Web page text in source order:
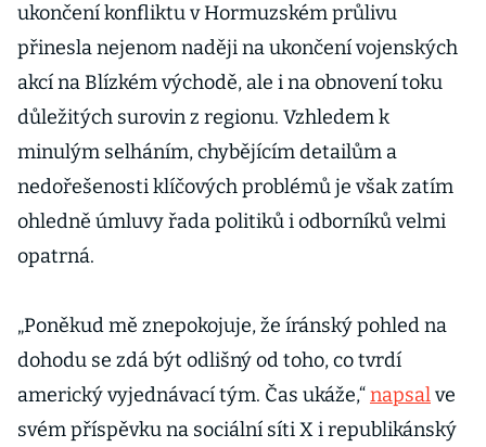
ukončení konfliktu v Hormuzském průlivu
přinesla nejenom naději na ukončení vojenských
akcí na Blízkém východě, ale i na obnovení toku
důležitých surovin z regionu. Vzhledem k
minulým selháním, chybějícím detailům a
nedořešenosti klíčových problémů je však zatím
ohledně úmluvy řada politiků i odborníků velmi
opatrná.
„Poněkud mě znepokojuje, že íránský pohled na
dohodu se zdá být odlišný od toho, co tvrdí
americký vyjednávací tým. Čas ukáže,“napsalve
svém příspěvku na sociální síti X i republikánský